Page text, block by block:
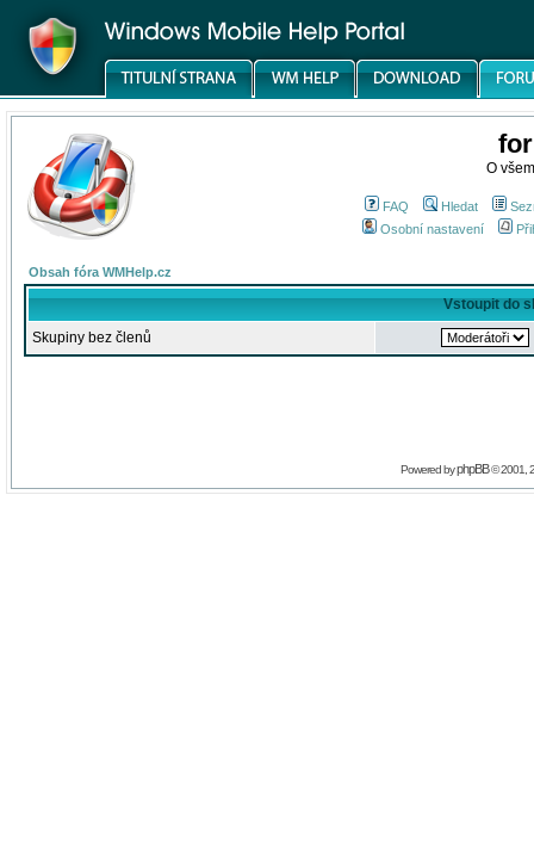
O
FAQ Hledat
Osobní nastavení
Obsah fóra WMHelp.cz
Vstoupit do
Skupiny bez členů
Powered byphpBB© 2001,